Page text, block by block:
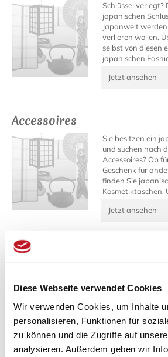
Diese Webseite verwendet Cookies
Wir verwenden Cookies, um Inhalte
personalisieren, Funktionen für
zu können und die Zugriffe auf
analysieren. Außerdem geben wir
Schlüssel verlegt?
japanischen
Japanwelt
verlieren wollen.
selbst von diesen
japanischen
Jetzt ansehen
Accessoires
Sie besitzen ein
und suchen nach
Accessoires? Ob
Geschenk für
finden Sie
Kosmetiktaschen,
Jetzt ansehen
Fenner Fashion
Stadt, zum